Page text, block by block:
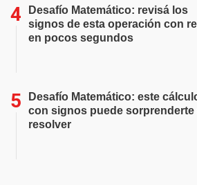
Desafío Matemático: revisá los
signos de esta operación con
en pocos segundos
Desafío Matemático: este
con signos puede sorprenderte
resolver